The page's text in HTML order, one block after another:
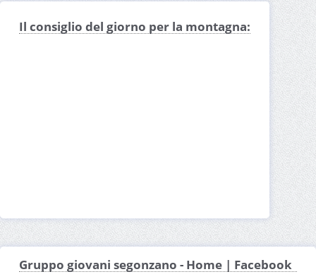
Il consiglio del giorno per la montagna:
Gruppo giovani segonzano - Home | Facebook